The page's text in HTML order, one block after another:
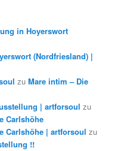
in Hoyerswort
(Nordfriesland) |
zuMare intim – Die
| artforsoul zu
Carlshöhe
Carlshöhe | artforsoul zu
!!